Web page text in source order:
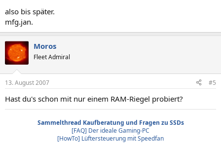
also bis später.
mfg.jan.
Moros
Fleet Admiral
13. August 2007 #5
Hast du's schon mit nur einem RAM-Riegel probiert?
Sammelthread Kaufberatung und Fragen zu SSDs
[FAQ] Der ideale Gaming-PC
[HowTo] Lüftersteuerung mit Speedfan